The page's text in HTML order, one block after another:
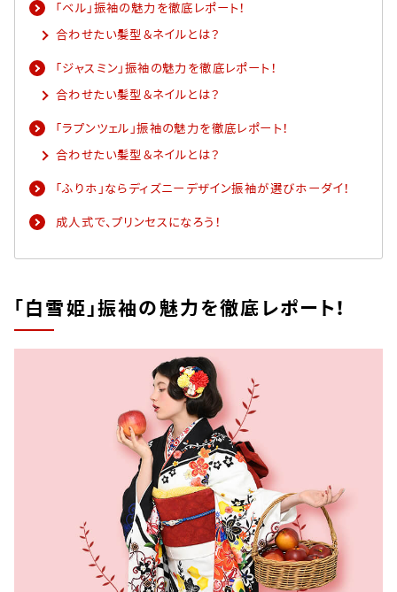
「ベル」振袖の魅力を徹底レポート！​
合わせたい髪型＆ネイルとは？​
「ジャスミン」振袖の魅力を徹底レポート！​
合わせたい髪型＆ネイルとは？​
「ラプンツェル」振袖の魅力を徹底レポート！​
合わせたい髪型＆ネイルとは？​
「ふりホ」ならディズニーデザイン振袖が選びホーダイ！​
成人式で、プリンセスになろう！​
「白雪姫」振袖の魅力を徹底レポート！